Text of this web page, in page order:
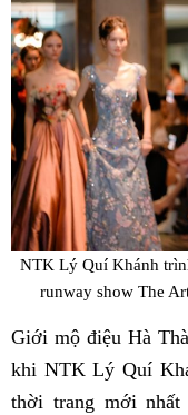
NTK Lý Quí Khánh
runway show The
Giới mộ điệu Hà
khi NTK Lý Quí
thời trang mới nhất